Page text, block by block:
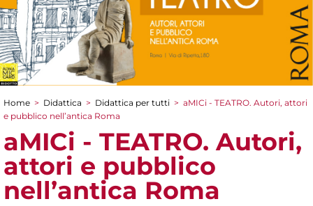
Tu sei qui
Home > Didattica > Didattica per tutti > aMICi - TEATRO. Autori, attori
e pubblico nell’antica Roma
aMICi - TEATRO. Autori,
attori e pubblico
nell’antica Roma